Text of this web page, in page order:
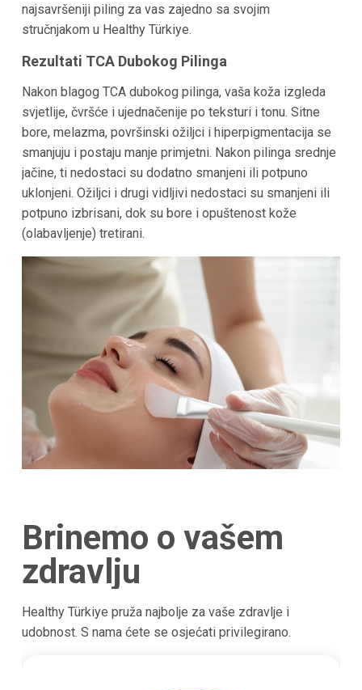
najsavršeniji piling za vas zajedno sa svojim
stručnjakom u Healthy Türkiye.
Rezultati TCA Dubokog Pilinga
Nakon blagog TCA dubokog pilinga, vaša koža izgleda
svjetlije, čvršće i ujednačenije po teksturi i tonu. Sitne
bore, melazma, površinski ožiljci i hiperpigmentacija se
smanjuju i postaju manje primjetni. Nakon pilinga srednje
jačine, ti nedostaci su dodatno smanjeni ili potpuno
uklonjeni. Ožiljci i drugi vidljivi nedostaci su smanjeni ili
potpuno izbrisani, dok su bore i opuštenost kože
(olabavljenje) tretirani.
Brinemo o vašem
zdravlju
Healthy Türkiye pruža najbolje za vaše zdravlje i
udobnost. S nama ćete se osjećati privilegirano.